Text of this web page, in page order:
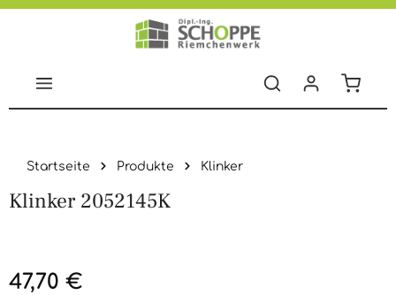
Zum Hauptinhalt springen
Startseite Produkte Klinker
Klinker 2052145K
47,70 €